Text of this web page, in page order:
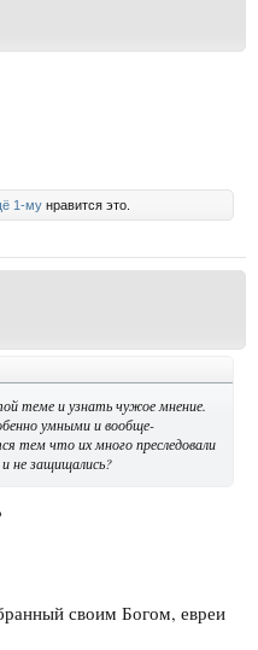
1-му нравится это.
теме и узнать чужое мнение.
умными и вообще-
тем что их много преследовали
не защищались?
своим Богом, евреи